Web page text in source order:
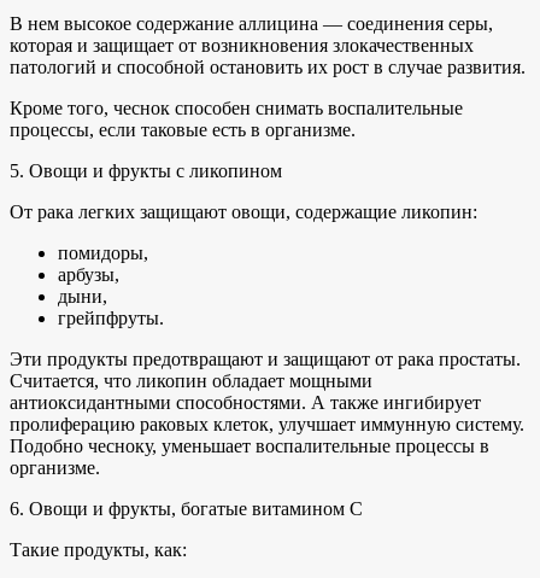
В нем высокое содержание аллицина — соединения серы,
которая и защищает от возникновения злокачественных
патологий и способной остановить их рост в случае развития.
Кроме того, чеснок способен снимать воспалительные
процессы, если таковые есть в организме.
5. Овощи и фрукты с ликопином
От рака легких защищают овощи, содержащие ликопин:
помидоры,
арбузы,
дыни,
грейпфруты.
Эти продукты предотвращают и защищают от рака простаты.
Считается, что ликопин обладает мощными
антиоксидантными способностями. А также ингибирует
пролиферацию раковых клеток, улучшает иммунную систему.
Подобно чесноку, уменьшает воспалительные процессы в
организме.
6. Овощи и фрукты, богатые витамином С
Такие продукты, как: